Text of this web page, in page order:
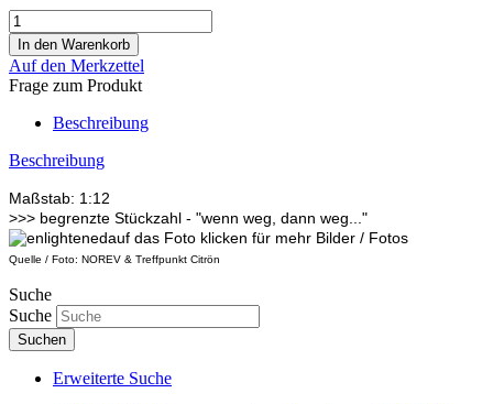
Auf den Merkzettel
Frage zum Produkt
Beschreibung
Beschreibung
Maßstab: 1:12
>>> begrenzte Stückzahl - "wenn weg, dann weg..."
auf das Foto klicken für mehr Bilder / Fotos
Quelle / Foto: NOREV & Treffpunkt Citrön
Suche
Suche
Suchen
Erweiterte Suche